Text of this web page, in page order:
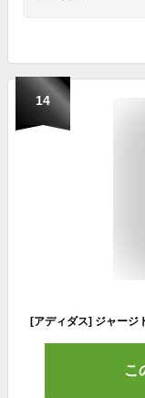
14
[アディダス] ジャージ
こ